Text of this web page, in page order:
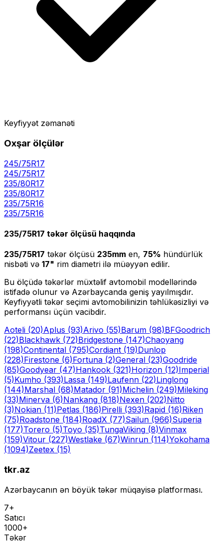
Keyfiyyət zəmanəti
Oxşar ölçülər
245/75R17
245/75R17
235/80R17
235/80R17
235/75R16
235/75R16
235/75R17 təkər ölçüsü haqqında
235/75R17 təkər ölçüsü 235mm en, 75% hündürlük
nisbəti və 17" rim diametri ilə müəyyən edilir.
Bu ölçüdə təkərlər müxtəlif avtomobil modellərində
istifadə olunur və Azərbaycanda geniş yayılmışdır.
Keyfiyyətli təkər seçimi avtomobilinizin təhlükəsizliyi və
performansı üçün vacibdir.
Aoteli (20)Aplus (93)Arivo (55)Barum (98)BFGoodrich
(22)Blackhawk (72)Bridgestone (147)Chaoyang
(198)Continental (795)Cordiant (19)Dunlop
(228)Firestone (6)Fortuna (2)General (23)Goodride
(85)Goodyear (47)Hankook (321)Horizon (12)Imperial
(5)Kumho (393)Lassa (149)Laufenn (22)Linglong
(144)Marshal (68)Matador (91)Michelin (249)Mileking
(33)Minerva (6)Nankang (818)Nexen (202)Nitto
(3)Nokian (11)Petlas (186)Pirelli (393)Rapid (16)Riken
(75)Roadstone (184)RoadX (77)Sailun (966)Superia
(177)Torero (5)Toyo (35)TungaViking (8)Vinmax
(159)Vitour (227)Westlake (67)Winrun (114)Yokohama
(1094)Zeetex (15)
tkr.az
Azərbaycanın ən böyük təkər müqayisə platforması.
7+
Satıcı
1000+
Təkər